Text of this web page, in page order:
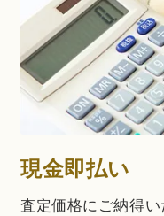
現金即払い
査定価格にご納得